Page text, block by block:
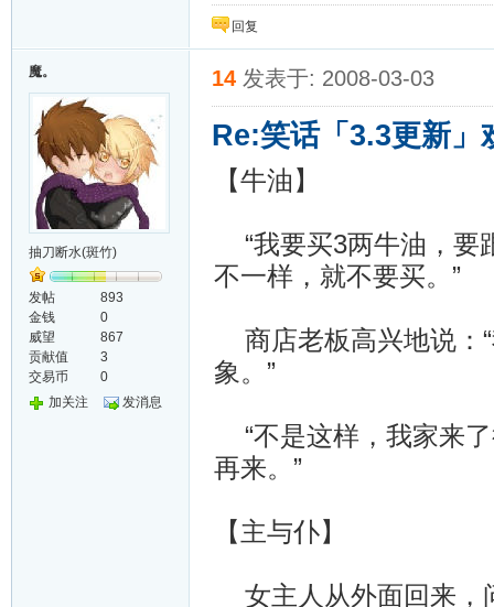
回复
魔。
抽刀断水(斑竹)
发帖
893
金钱
0
威望
867
贡献值
3
交易币
0
加关注
发消息
14 发表于: 2008-03-03
Re:笑话「3.3更新」
【牛油】
“我要买3两牛油，要
不一样，就不要买。”
商店老板高兴地说：
象。”
“不是这样，我家来
再来。”
【主与仆】
女主人从外面回来，